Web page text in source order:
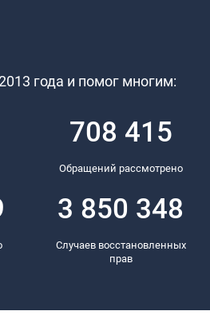
года и помог многим:
708 415
Обращений рассмотрено
3 850 348
Случаев восстановленных
прав